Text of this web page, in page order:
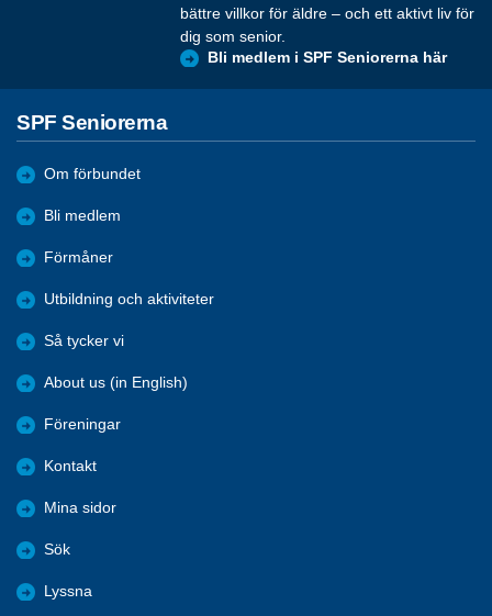
bättre villkor för äldre – och ett aktivt liv för
dig som senior.
Bli medlem i SPF Seniorerna här
SPF Seniorerna
Om förbundet
Bli medlem
Förmåner
Utbildning och aktiviteter
Så tycker vi
About us (in English)
Föreningar
Kontakt
Mina sidor
Sök
Lyssna